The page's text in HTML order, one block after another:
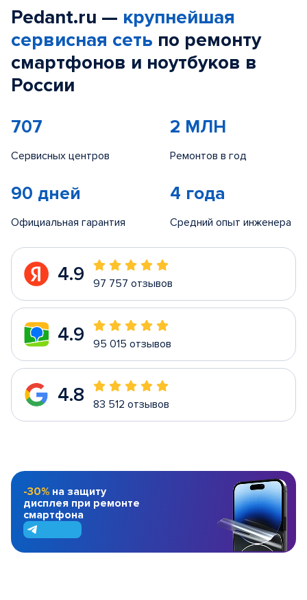
Pedant.ru — крупнейшая
сервисная сеть по ремонту
смартфонов и ноутбуков в
России
707
Сервисных центров
2 МЛН
Ремонтов в год
90 дней
Официальная гарантия
4 года
Средний опыт инженера
4.9 97 757 отзывов
4.9 95 015 отзывов
4.8 83 512 отзывов
-30% на защиту
дисплея при ремонте
смартфона